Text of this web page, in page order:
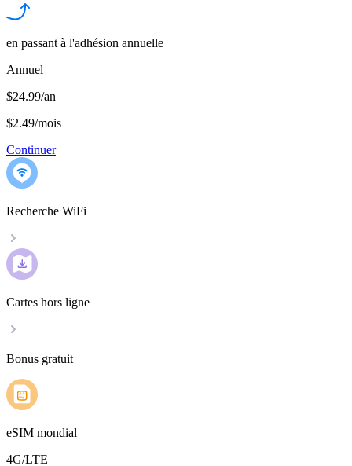
en passant à l'adhésion annuelle
Annuel
$24.99/an
$2.49/mois
Continuer
Recherche WiFi
Cartes hors ligne
Bonus gratuit
eSIM mondial
4G/LTE